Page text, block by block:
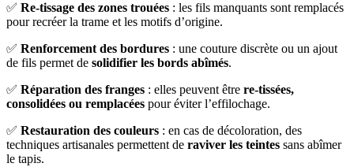
✅ Re-tissage des zones trouées : les fils manquants sont remplacés
pour recréer la trame et les motifs d’origine.
✅ Renforcement des bordures : une couture discrète ou un ajout
de fils permet de solidifier les bords abîmés.
✅ Réparation des franges : elles peuvent être re-tissées,
consolidées ou remplacées pour éviter l’effilochage.
✅ Restauration des couleurs : en cas de décoloration, des
techniques artisanales permettent de raviver les teintes sans abîmer
le tapis.